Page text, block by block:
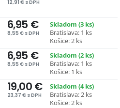
12,91 € s DPH
6,95 €
8,55 € s DPH
Skladom (3 ks)
Bratislava: 1 ks
Košice: 2 ks
6,95 €
8,55 € s DPH
Skladom (2 ks)
Bratislava: 1 ks
Košice: 1 ks
19,00 €
23,37 € s DPH
Skladom (4 ks)
Bratislava: 2 ks
Košice: 2 ks